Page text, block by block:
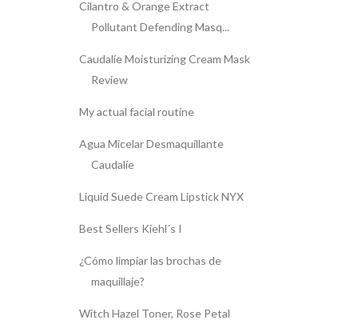
Cilantro & Orange Extract
Pollutant Defending Masq...
Caudalíe Moisturizing Cream Mask
Review
My actual facial routine
Agua Micelar Desmaquillante
Caudalíe
Liquid Suede Cream Lipstick NYX
Best Sellers Kiehl´s I
¿Cómo limpiar las brochas de
maquillaje?
Witch Hazel Toner, Rose Petal